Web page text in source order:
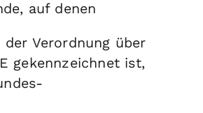
auf denen
Verordnung über
gekennzeichnet ist,